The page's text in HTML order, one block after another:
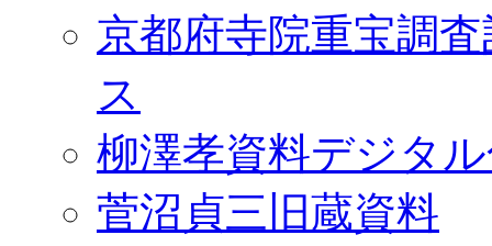
京都府寺院重宝調
ス
柳澤孝資料デジタ
菅沼貞三旧蔵資料